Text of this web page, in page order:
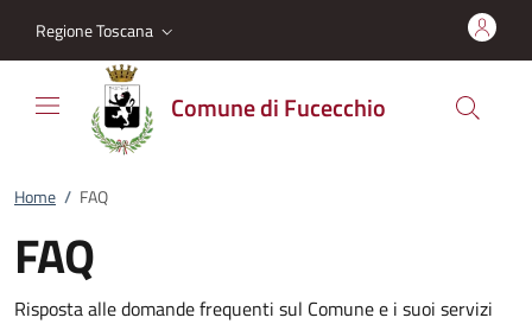
Regione Toscana
Comune di Fucecchio
Home / FAQ
FAQ
Risposta alle domande frequenti sul Comune e i suoi servizi